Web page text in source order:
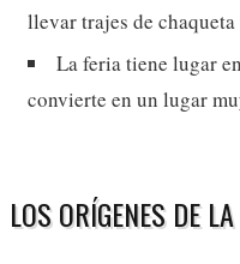
llevar trajes de
La feria tiene lugar
convierte en un lugar
LOS ORÍGENES DE